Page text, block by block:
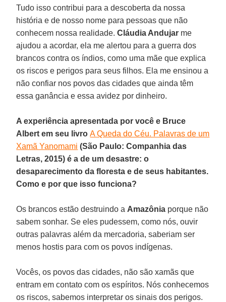
Tudo isso contribui para a descoberta da nossa
história e de nosso nome para pessoas que não
conhecem nossa realidade.Cláudia Andujar me
ajudou a acordar, ela me alertou para a guerra dos
brancos contra os índios, como uma mãe que explica
os riscos e perigos para seus filhos. Ela me ensinou a
não confiar nos povos das cidades que ainda têm
essa ganância e essa avidez por dinheiro.
A experiência apresentada por você e Bruce
Albert em seu livroA Queda do Céu. Palavras de um
Xamã Yanomami (São Paulo: Companhia das
Letras, 2015) é a de um desastre: o
desaparecimento da floresta e de seus habitantes.
Como e por que isso funciona?
Os brancos estão destruindo a Amazônia porque não
sabem sonhar. Se eles pudessem, como nós, ouvir
outras palavras além da mercadoria, saberiam ser
menos hostis para com os povos indígenas.
Vocês, os povos das cidades, não são xamãs que
entram em contato com os espíritos. Nós conhecemos
os riscos, sabemos interpretar os sinais dos perigos.